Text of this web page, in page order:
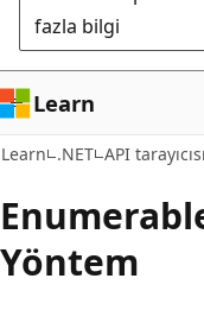
fazla bilgi
Learn
Learn .NET API tarayıcısı
Yöntem